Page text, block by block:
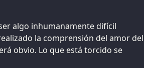
algo inhumanamente difícil
la comprensión del amor del
obvio. Lo que está torcido se